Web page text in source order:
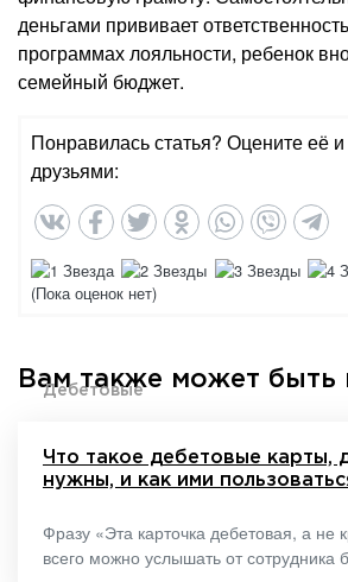
деньгами прививает
программах лояльности, ребенок
семейный бюджет.
Понравилась статья? Оцените её
друзьями:
(Пока оценок нет)
Вам также может быть
Дебетовые
Что такое дебетовые карты,
нужны, и как ими
Фразу «Эта карточка дебетовая, а не
всего можно услышать от сотрудника